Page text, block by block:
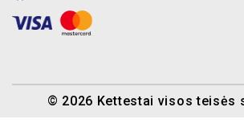
© 2026 Kettestai visos teisės